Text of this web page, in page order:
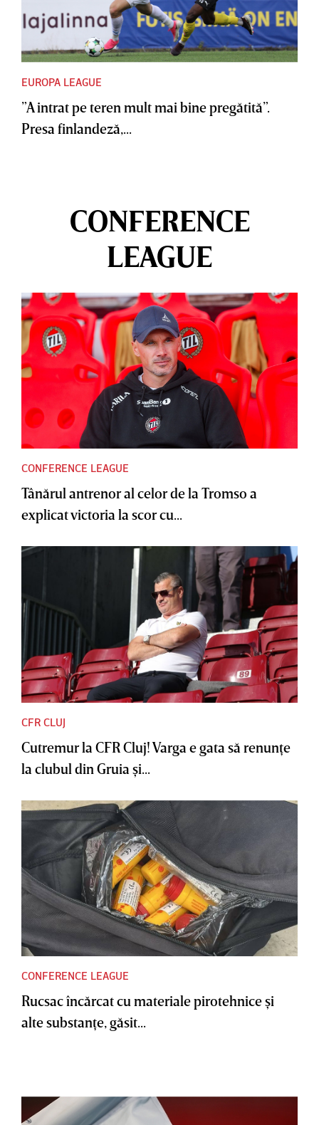
EUROPA LEAGUE
”A intrat pe teren mult mai bine pregătită”.
Presa finlandeză,...
CONFERENCE
LEAGUE
CONFERENCE LEAGUE
Tânărul antrenor al celor de la Tromso a
explicat victoria la scor cu...
CFR CLUJ
Cutremur la CFR Cluj! Varga e gata să renunţe
la clubul din Gruia şi...
CONFERENCE LEAGUE
Rucsac încărcat cu materiale pirotehnice şi
alte substanţe, găsit...